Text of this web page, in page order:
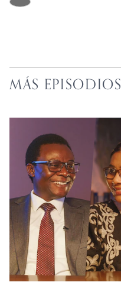
MÁS EPISODIOS